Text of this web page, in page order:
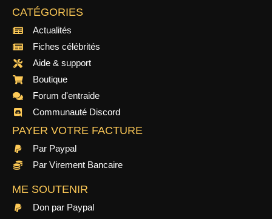
CATÉGORIES
Actualités
Fiches célébrités
Aide & support
Boutique
Forum d'entraide
Communauté Discord
PAYER VOTRE FACTURE
Par Paypal
Par Virement Bancaire
ME SOUTENIR
Don par Paypal